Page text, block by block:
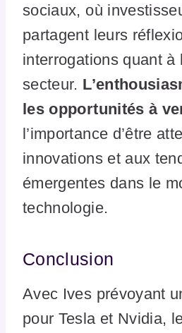
sociaux, où
partagent leurs
interrogations quant à
secteur.
les opportunités à
l’importance d’être
innovations et aux
émergentes dans le
technologie.
Conclusion
Avec Ives prévoyant
pour Tesla et Nvidia,